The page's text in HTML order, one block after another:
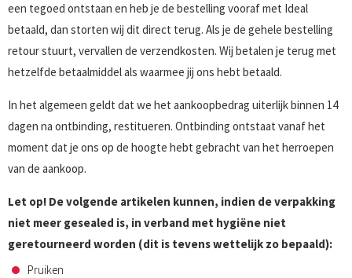
een tegoed ontstaan en heb je de bestelling vooraf met Ideal
betaald, dan storten wij dit direct terug. Als je de gehele bestelling
retour stuurt, vervallen de verzendkosten. Wij betalen je terug met
hetzelfde betaalmiddel als waarmee jij ons hebt betaald.
In het algemeen geldt dat we het aankoopbedrag uiterlijk binnen 14
dagen na ontbinding, restitueren. Ontbinding ontstaat vanaf het
moment dat je ons op de hoogte hebt gebracht van het herroepen
van de aankoop.
Let op! De volgende artikelen kunnen, indien de verpakking
niet meer gesealed is, in verband met hygiëne niet
geretourneerd worden (dit is tevens wettelijk zo bepaald):
Pruiken